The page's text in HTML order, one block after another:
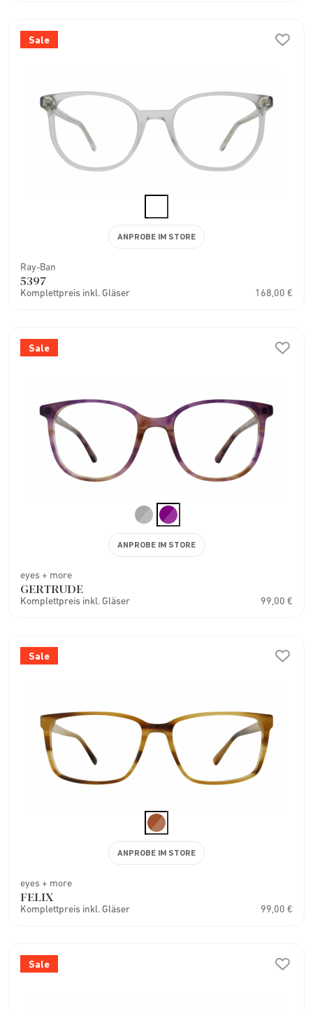
Sale
Ray-Ban
5397
Komplettpreis inkl. Gläser 168,00 €
ANPROBE IM STORE
Sale
eyes + more
GERTRUDE
Komplettpreis inkl. Gläser 99,00 €
ANPROBE IM STORE
Sale
eyes + more
FELIX
Komplettpreis inkl. Gläser 99,00 €
ANPROBE IM STORE
Sale